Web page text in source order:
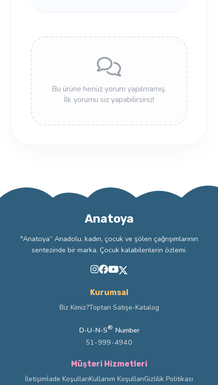
Bu ürüne henüz yorum yapılmamış.
İlk yorumu siz yapabilirsiniz!
Anatoya
"Anatoya” Anadolu, kadın, çocuk ve şölen çağrışımlarının
sentezinde bir marka. Çocuk kalabilenlerin özlemi.
Kurumsal
Biz Kimiz?Toptan Satışe-Katalog
D-U-N-S® Number
51-999-4940
Müşteri Hizmetleri
İletişimİade KoşullarıKullanım KoşullarıGizlilik Politikası